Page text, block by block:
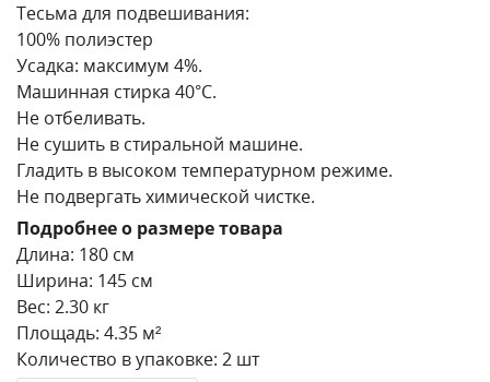
Тесьма для подвешивания:
100% полиэстер
Усадка: максимум 4%.
Машинная стирка 40°С.
Не отбеливать.
Не сушить в стиральной машине.
Гладить в высоком температурном режиме.
Не подвергать химической чистке.
Подробнее о размере товара
Длина: 180 см
Ширина: 145 см
Вес: 2.30 кг
Площадь: 4.35 м²
Количество в упаковке: 2 шт